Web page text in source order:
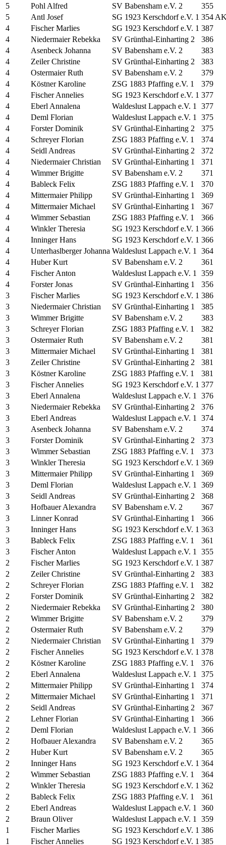
5
Pohl Alfred SV Babensham e.V. 2
355
5
Antl Josef SG 1923 Kerschdorf e.V. 1 354
4
Fischer Marlies SG 1923 Kerschdorf e.V. 1 387
4
Niedermaier Rebekka SV Grünthal-Einharting 2
386
4
Asenbeck Johanna SV Babensham e.V. 2
383
4
Zeiler Christine SV Grünthal-Einharting 2
383
4
Ostermaier Ruth SV Babensham e.V. 2
379
4
Köstner Karoline ZSG 1883 Pfaffing e.V. 1
379
4
Fischer Annelies SG 1923 Kerschdorf e.V. 1 377
4
Eberl Annalena Waldeslust Lappach e.V. 1
377
4
Deml Florian Waldeslust Lappach e.V. 1
375
4
Forster Dominik SV Grünthal-Einharting 2
375
4
Schreyer Florian ZSG 1883 Pfaffing e.V. 1
374
4
Seidl Andreas SV Grünthal-Einharting 2
372
4
Niedermaier Christian SV Grünthal-Einharting 1
371
4
Wimmer Brigitte SV Babensham e.V. 2
371
4
Bableck Felix ZSG 1883 Pfaffing e.V. 1
370
4
Mittermaier Philipp SV Grünthal-Einharting 1
369
4
Mittermaier Michael SV Grünthal-Einharting 1
367
4
Wimmer Sebastian ZSG 1883 Pfaffing e.V. 1
366
4
Winkler Theresia SG 1923 Kerschdorf e.V. 1 366
4
Inninger Hans SG 1923 Kerschdorf e.V. 1 366
4
Unterhaslberger Johanna Waldeslust Lappach e.V. 1
364
4
Huber Kurt SV Babensham e.V. 2
361
4
Fischer Anton Waldeslust Lappach e.V. 1
359
4
Forster Jonas SV Grünthal-Einharting 1
356
3
Fischer Marlies SG 1923 Kerschdorf e.V. 1 386
3
Niedermaier Christian SV Grünthal-Einharting 1
385
3
Wimmer Brigitte SV Babensham e.V. 2
383
3
Schreyer Florian ZSG 1883 Pfaffing e.V. 1
382
3
Ostermaier Ruth SV Babensham e.V. 2
381
3
Mittermaier Michael SV Grünthal-Einharting 1
381
3
Zeiler Christine SV Grünthal-Einharting 2
381
3
Köstner Karoline ZSG 1883 Pfaffing e.V. 1
381
3
Fischer Annelies SG 1923 Kerschdorf e.V. 1 377
3
Eberl Annalena Waldeslust Lappach e.V. 1
376
3
Niedermaier Rebekka SV Grünthal-Einharting 2
376
3
Eberl Andreas Waldeslust Lappach e.V. 1
374
3
Asenbeck Johanna SV Babensham e.V. 2
374
3
Forster Dominik SV Grünthal-Einharting 2
373
3
Wimmer Sebastian ZSG 1883 Pfaffing e.V. 1
373
3
Winkler Theresia SG 1923 Kerschdorf e.V. 1 369
3
Mittermaier Philipp SV Grünthal-Einharting 1
369
3
Deml Florian Waldeslust Lappach e.V. 1
369
3
Seidl Andreas SV Grünthal-Einharting 2
368
3
Hofbauer Alexandra SV Babensham e.V. 2
367
3
Linner Konrad SV Grünthal-Einharting 1
366
3
Inninger Hans SG 1923 Kerschdorf e.V. 1 363
3
Bableck Felix ZSG 1883 Pfaffing e.V. 1
361
3
Fischer Anton Waldeslust Lappach e.V. 1
355
2
Fischer Marlies SG 1923 Kerschdorf e.V. 1 387
2
Zeiler Christine SV Grünthal-Einharting 2
383
2
Schreyer Florian ZSG 1883 Pfaffing e.V. 1
382
2
Forster Dominik SV Grünthal-Einharting 2
382
2
Niedermaier Rebekka SV Grünthal-Einharting 2
380
2
Wimmer Brigitte SV Babensham e.V. 2
379
2
Ostermaier Ruth SV Babensham e.V. 2
379
2
Niedermaier Christian SV Grünthal-Einharting 1
379
2
Fischer Annelies SG 1923 Kerschdorf e.V. 1 378
2
Köstner Karoline ZSG 1883 Pfaffing e.V. 1
376
2
Eberl Annalena Waldeslust Lappach e.V. 1
375
2
Mittermaier Philipp SV Grünthal-Einharting 1
374
2
Mittermaier Michael SV Grünthal-Einharting 1
371
2
Seidl Andreas SV Grünthal-Einharting 2
367
2
Lehner Florian SV Grünthal-Einharting 1
366
2
Deml Florian Waldeslust Lappach e.V. 1
366
2
Hofbauer Alexandra SV Babensham e.V. 2
365
2
Huber Kurt SV Babensham e.V. 2
365
2
Inninger Hans SG 1923 Kerschdorf e.V. 1 364
2
Wimmer Sebastian ZSG 1883 Pfaffing e.V. 1
364
2
Winkler Theresia SG 1923 Kerschdorf e.V. 1 362
2
Bableck Felix ZSG 1883 Pfaffing e.V. 1
361
2
Eberl Andreas Waldeslust Lappach e.V. 1
360
2
Braun Oliver Waldeslust Lappach e.V. 1
359
1
Fischer Marlies SG 1923 Kerschdorf e.V. 1 386
1
Fischer Annelies SG 1923 Kerschdorf e.V. 1 385